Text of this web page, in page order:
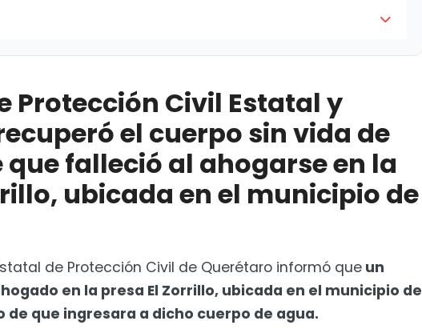
Juan del Río irán a audiencia inicial por deceso en juzgado
Protección Civil Estatal y
el cuerpo sin vida de
falleció al ahogarse en la
ubicada en el municipio de
de Protección Civil de Querétaro informó que un
en la presa El Zorrillo, ubicada en el municipio de
de que ingresara a dicho cuerpo de agua.